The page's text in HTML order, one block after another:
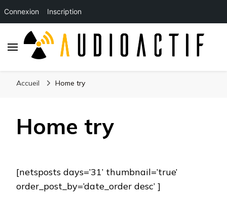
Connexion Inscription
Accueil Home try
Home try
[netsposts days=’31’ thumbnail=’true’
order_post_by=’date_order desc’ ]